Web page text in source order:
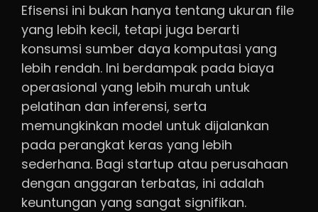
Efisensi ini bukan hanya tentang ukuran file
yang lebih kecil, tetapi juga berarti
konsumsi sumber daya komputasi yang
lebih rendah. Ini berdampak pada biaya
operasional yang lebih murah untuk
pelatihan dan inferensi, serta
memungkinkan model untuk dijalankan
pada perangkat keras yang lebih
sederhana. Bagi startup atau perusahaan
dengan anggaran terbatas, ini adalah
keuntungan yang sangat signifikan.